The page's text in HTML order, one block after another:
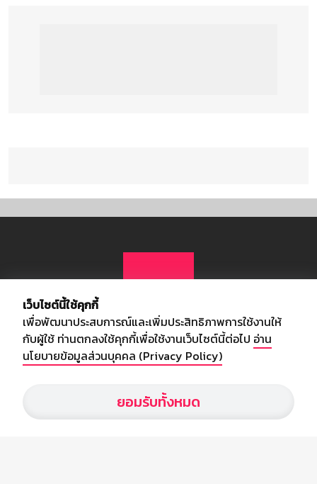
เกี่ยวกับเรา
อัพเดทข่าวสารวงการกีฬา ฟุตบอล ผลบอล ผลฟุตบอลทั่วโลก ฟรีเมียร์
ลีก ไทยลีก ฟุตบอลโลก ยูฟ่าแซมเปี้ยนส์ลีก พร้อมทั้งวิเคราะห์บอล จาก
เว็บไซต์นี้ใช้คุกกี้
เพื่อพัฒนาประสบการณ์และเพิ่มประสิทธิภาพการใช้งานให้
กับผู้ใช้ ท่านตกลงใช้คุกกี้เพื่อใช้งานเว็บไซต์นี้ต่อไป อ่าน
นโยบายข้อมูลส่วนบุคคล (Privacy Policy)
ยอมรับทั้งหมด